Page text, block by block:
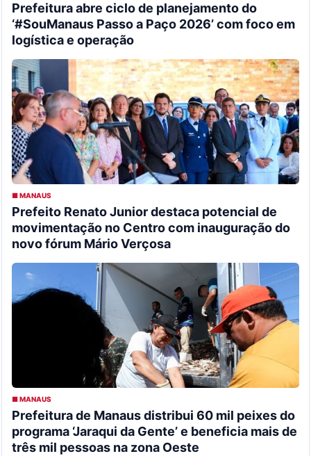
Prefeitura abre ciclo de planejamento do
‘#SouManaus Passo a Paço 2026’ com foco em
logística e operação
■ MANAUS
Prefeito Renato Junior destaca potencial de
movimentação no Centro com inauguração do
novo fórum Mário Verçosa
■ MANAUS
Prefeitura de Manaus distribui 60 mil peixes do
programa ‘Jaraqui da Gente’ e beneficia mais de
três mil pessoas na zona Oeste